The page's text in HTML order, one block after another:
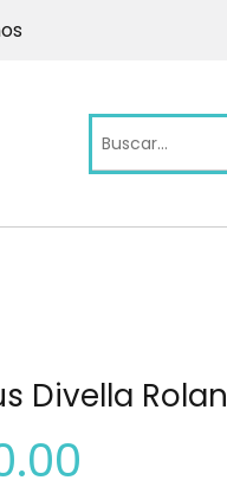
Divella